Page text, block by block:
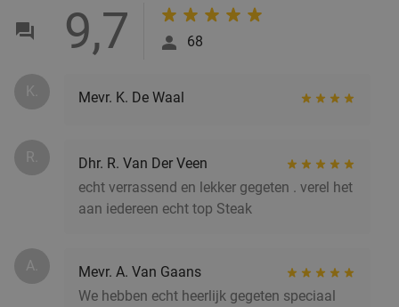
9,7 68
K. Mevr. K. De Waal
R.
Dhr. R. Van Der Veen
echt verrassend en lekker gegeten . verel het
aan iedereen echt top Steak
A.
Mevr. A. Van Gaans
We hebben echt heerlijk gegeten speciaal